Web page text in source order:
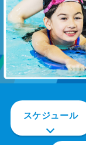
スケジュール